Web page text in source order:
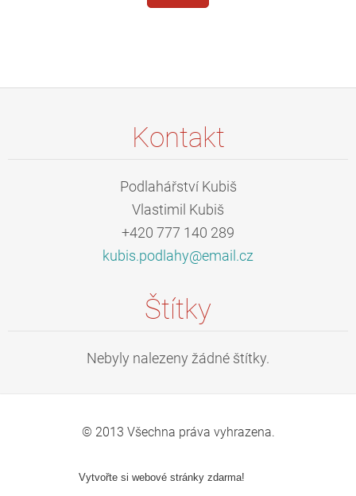
Kontakt
Podlahářství Kubiš
Vlastimil Kubiš
+420 777 140 289
kubis.podlahy@email.cz
Štítky
Nebyly nalezeny žádné štítky.
© 2013 Všechna práva vyhrazena.
Vytvořte si webové stránky zdarma!